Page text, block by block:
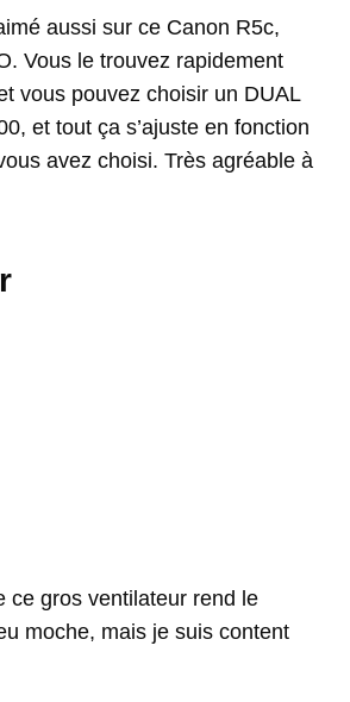
aussi sur ce Canon R5c,
Vous le trouvez rapidement
vous pouvez choisir un DUAL
et tout ça s’ajuste en fonction
avez choisi. Très agréable à
ce gros ventilateur rend le
moche, mais je suis content